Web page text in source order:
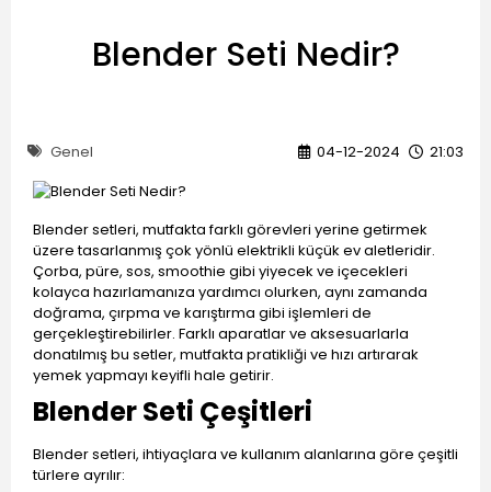
Blender Seti Nedir?
Genel 04-12-2024 21:03
Blender setleri, mutfakta farklı görevleri yerine getirmek
üzere tasarlanmış çok yönlü elektrikli küçük ev aletleridir.
Çorba, püre, sos, smoothie gibi yiyecek ve içecekleri
kolayca hazırlamanıza yardımcı olurken, aynı zamanda
doğrama, çırpma ve karıştırma gibi işlemleri de
gerçekleştirebilirler. Farklı aparatlar ve aksesuarlarla
donatılmış bu setler, mutfakta pratikliği ve hızı artırarak
yemek yapmayı keyifli hale getirir.
Blender Seti Çeşitleri
Blender setleri, ihtiyaçlara ve kullanım alanlarına göre çeşitli
türlere ayrılır: